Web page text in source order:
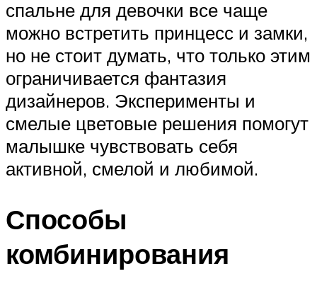
спальне для девочки все чаще
можно встретить принцесс и замки,
но не стоит думать, что только этим
ограничивается фантазия
дизайнеров. Эксперименты и
смелые цветовые решения помогут
малышке чувствовать себя
активной, смелой и любимой.
Способы
комбинирования